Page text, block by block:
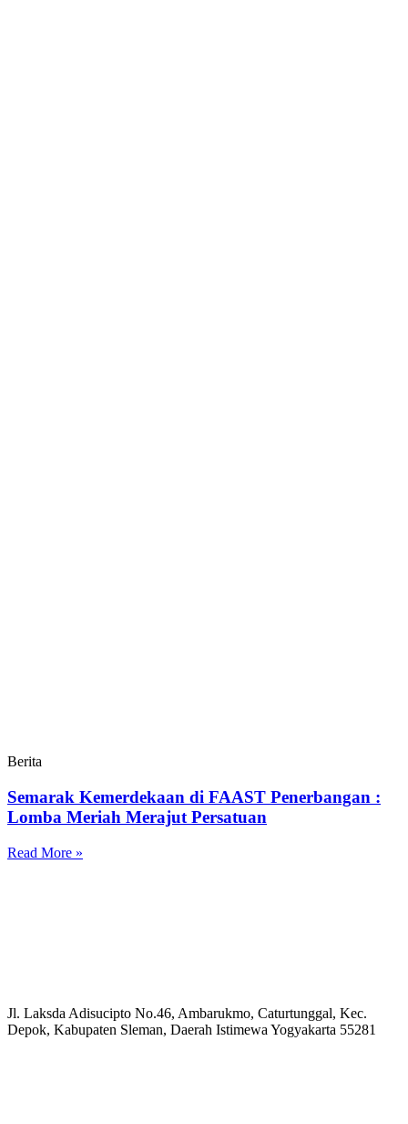
Berita
Semarak Kemerdekaan di FAAST Penerbangan :
Lomba Meriah Merajut Persatuan
Read More »
Jl. Laksda Adisucipto No.46, Ambarukmo, Caturtunggal, Kec.
Depok, Kabupaten Sleman, Daerah Istimewa Yogyakarta 55281